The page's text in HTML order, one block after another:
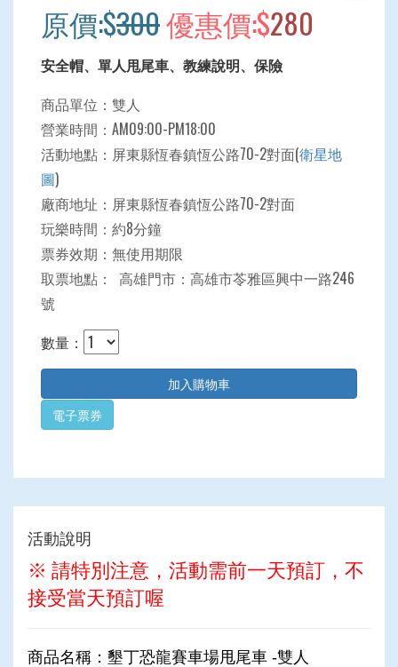
原價:$300優惠價:$280
安全帽、單人甩尾車、教練說明、保險
商品單位：雙人
營業時間：AM09:00-PM18:00
活動地點：屏東縣恆春鎮恆公路70-2對面(衛星地
圖)
廠商地址：屏東縣恆春鎮恆公路70-2對面
玩樂時間：約8分鐘
票券效期：無使用期限
取票地點： 高雄門市：高雄市苓雅區興中一路246
號
數量：
電子票券
活動說明
※ 請特別注意，活動需前一天預訂，不
接受當天預訂喔
商品名稱：墾丁恐龍賽車場甩尾車 -雙人